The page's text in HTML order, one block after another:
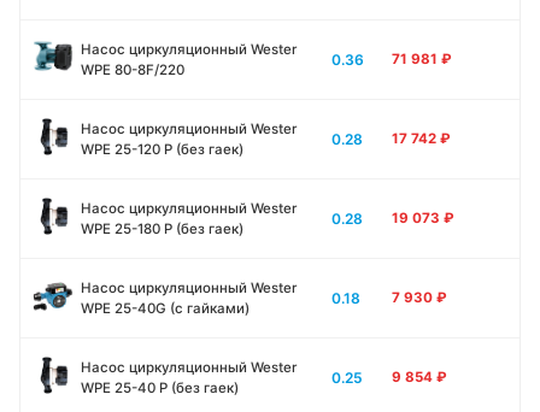
Насос циркуляционный Wester
WPE 80-8F/220
0.36 71 981 ₽
Насос циркуляционный Wester
WPE 25-120 P (без гаек)
0.28 17 742 ₽
Насос циркуляционный Wester
WPE 25-180 P (без гаек)
0.28 19 073 ₽
Насос циркуляционный Wester
WPE 25-40G (с гайками)
0.18 7 930 ₽
Насос циркуляционный Wester
WPE 25-40 P (без гаек)
0.25 9 854 ₽